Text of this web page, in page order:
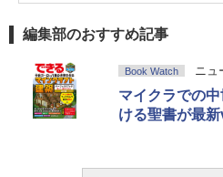
編集部のおすすめ記事
Book Watch ニュ
マイクラでの
ける聖書が最